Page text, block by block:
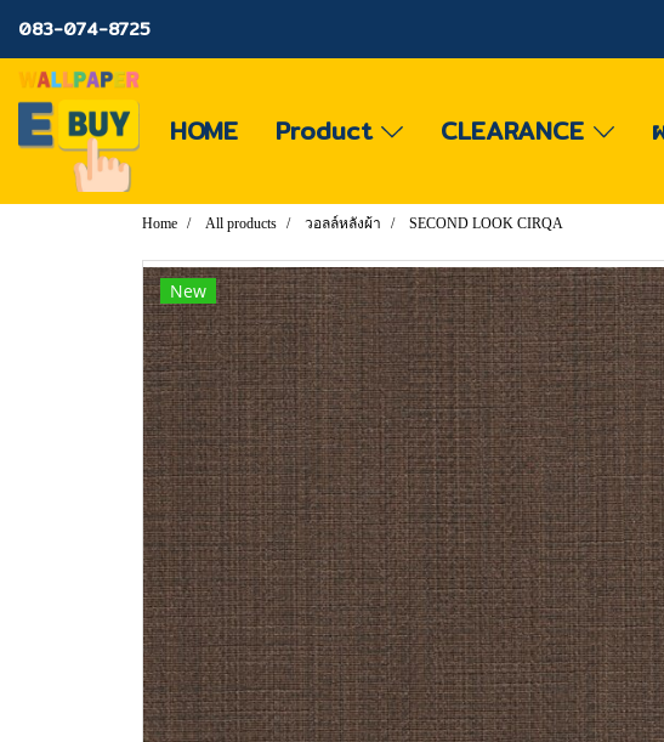
083-074-8725
HOME Product CLEARANCE
Home All products วอลล์หลังผ้า SECOND LOOK CIRQA
New